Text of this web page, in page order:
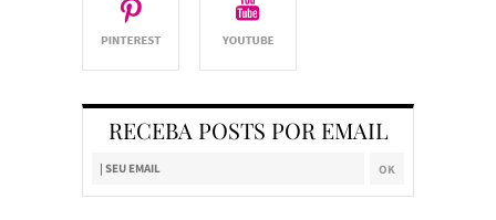
RECEBA POSTS POR EMAIL